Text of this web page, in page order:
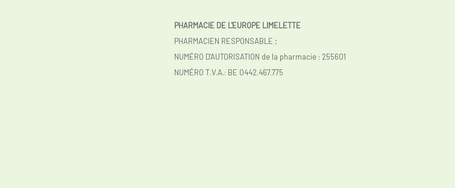
PHARMACIE DE L'EUROPE LIMELETTE
PHARMACIEN RESPONSABLE ;
NUMÉRO D'AUTORISATION de la pharmacie : 255601
NUMÉRO T.V.A.: BE 0442.467.775